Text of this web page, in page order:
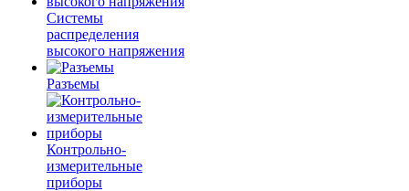
Системы
распределения
высокого напряжения
Разъемы
Контрольно-
измерительные
приборы